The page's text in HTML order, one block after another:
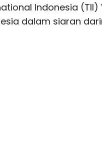
Indonesia
dalam siaran